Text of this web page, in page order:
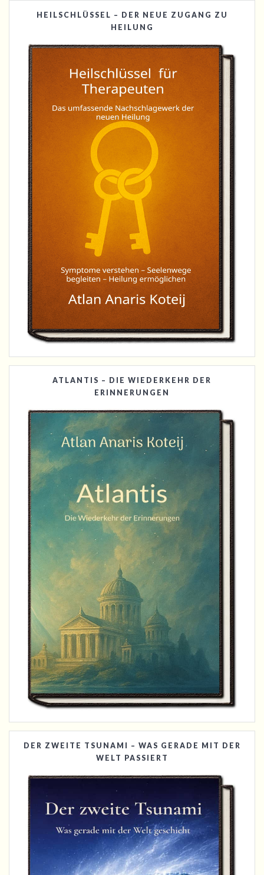
HEILSCHLÜSSEL – DER NEUE ZUGANG ZU
HEILUNG
ATLANTIS – DIE WIEDERKEHR DER
ERINNERUNGEN
DER ZWEITE TSUNAMI – WAS GERADE MIT DER
WELT PASSIERT